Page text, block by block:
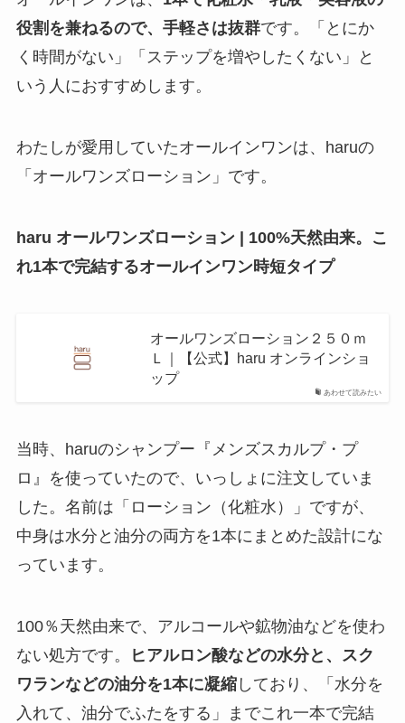
役割を兼ねるので、手軽さは抜群です。「とにか
く時間がない」「ステップを増やしたくない」と
いう人におすすめします。
わたしが愛用していたオールインワンは、haruの
「オールワンズローション」です。
haru オールワンズローション | 100%天然由来。こ
れ1本で完結するオールインワン時短タイプ
あわせて読みたい
オールワンズローション２５０ｍ
Ｌ｜【公式】haru オンラインショ
ップ
当時、haruのシャンプー『メンズスカルプ・プ
ロ』を使っていたので、いっしょに注文していま
した。名前は「ローション（化粧水）」ですが、
中身は水分と油分の両方を1本にまとめた設計にな
っています。
100％天然由来で、アルコールや鉱物油などを使わ
ない処方です。
ヒアルロン酸などの水分と、スク
ワランなどの油分を1本に凝縮しており、「水分を
入れて、油分でふたをする」までこれ一本で完結